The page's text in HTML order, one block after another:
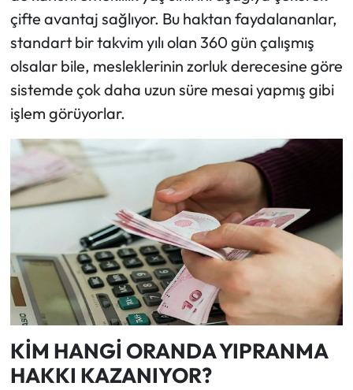
çifte avantaj sağlıyor. Bu haktan faydalananlar,
standart bir takvim yılı olan 360 gün çalışmış
olsalar bile, mesleklerinin zorluk derecesine göre
sistemde çok daha uzun süre mesai yapmış gibi
işlem görüyorlar.
KİM HANGİ ORANDA YIPRANMA
HAKKI KAZANIYOR?